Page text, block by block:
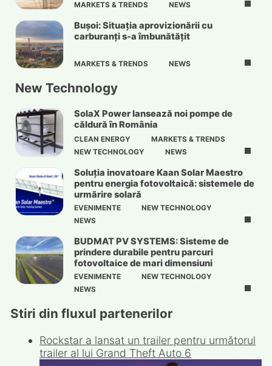
MARKETS & TRENDS NEWS
Bușoi: Situația aprovizionării cu
carburanți s-a îmbunătățit
MARKETS & TRENDS NEWS
New Technology
SolaX Power lansează noi pompe de
căldură în România
CLEAN ENERGY
MARKETS & TRENDS
NEW TECHNOLOGY
NEWS
Soluția inovatoare Kaan Solar Maestro
pentru energia fotovoltaică: sistemele de
urmărire solară
EVENIMENTE
NEW TECHNOLOGY
NEWS
BUDMAT PV SYSTEMS: Sisteme de
prindere durabile pentru parcuri
fotovoltaice de mari dimensiuni
EVENIMENTE
NEW TECHNOLOGY
NEWS
Stiri din fluxul partenerilor
Rockstar a lansat un trailer pentru următorul
trailer al lui Grand Theft Auto 6